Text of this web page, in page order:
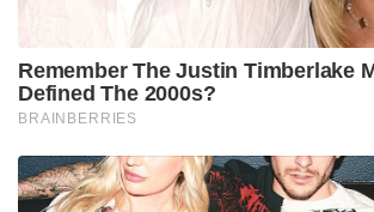
Remember The Justin Timberlake
Defined The 2000s?
BRAINBERRIES